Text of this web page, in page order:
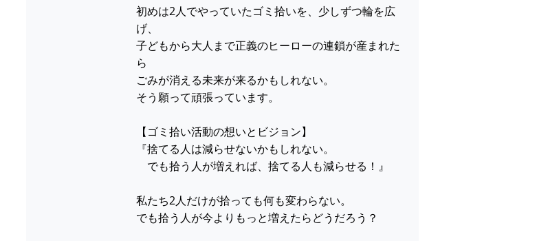
初めは2人でやっていたゴミ拾いを、少しずつ輪を広
げ、
子どもから大人まで正義のヒーローの連鎖が産まれた
ら
ごみが消える未来が来るかもしれない。
そう願って頑張っています。
【ゴミ拾い活動の想いとビジョン】
『捨てる人は減らせないかもしれない。
でも拾う人が増えれば、捨てる人も減らせる！』
私たち2人だけが拾っても何も変わらない。
でも拾う人が今よりもっと増えたらどうだろう？